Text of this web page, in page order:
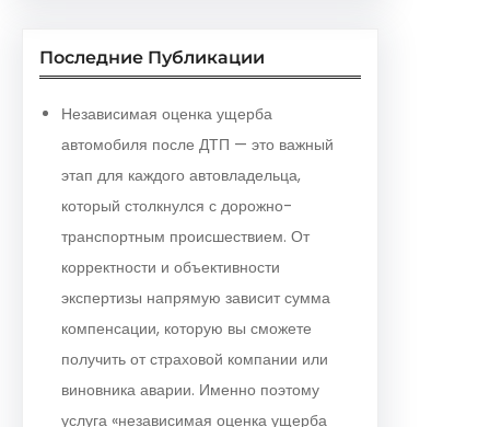
Последние Публикации
Независимая оценка ущерба
автомобиля после ДТП — это важный
этап для каждого автовладельца,
который столкнулся с дорожно-
транспортным происшествием. От
корректности и объективности
экспертизы напрямую зависит сумма
компенсации, которую вы сможете
получить от страховой компании или
виновника аварии. Именно поэтому
услуга «независимая оценка ущерба